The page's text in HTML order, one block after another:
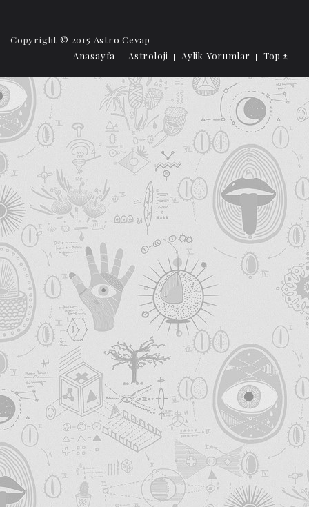
Copyright © 2015 Astro Cevap
Anasayfa
Astroloji Aylik Yorumlar Top ↑